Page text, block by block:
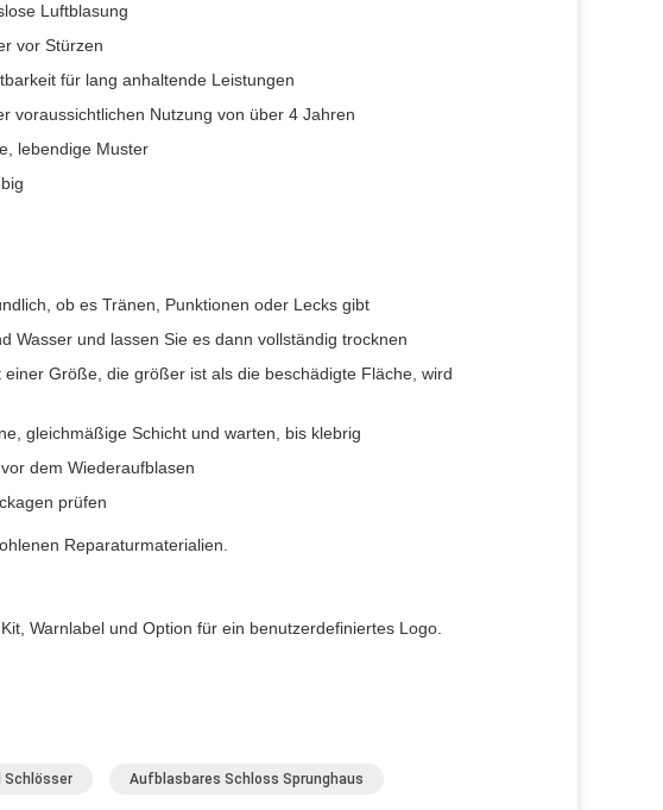
Luftblasung
vor Stürzen
für lang anhaltende Leistungen
voraussichtlichen Nutzung von über 4 Jahren
lebendige Muster
ob es Tränen, Punktionen oder Lecks gibt
Wasser und lassen Sie es dann vollständig trocknen
einer Größe, die größer ist als die beschädigte Fläche, wird
gleichmäßige Schicht und warten, bis klebrig
dem Wiederaufblasen
prüfen
Reparaturmaterialien.
Warnlabel und Option für ein benutzerdefiniertes Logo.
Schlösser Aufblasbares Schloss Sprunghaus